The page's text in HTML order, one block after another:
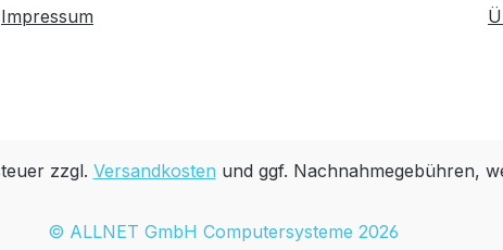
Impressum
zzgl. Versandkosten und ggf. Nachnahmegebühren,
© ALLNET GmbH Computersysteme 2026